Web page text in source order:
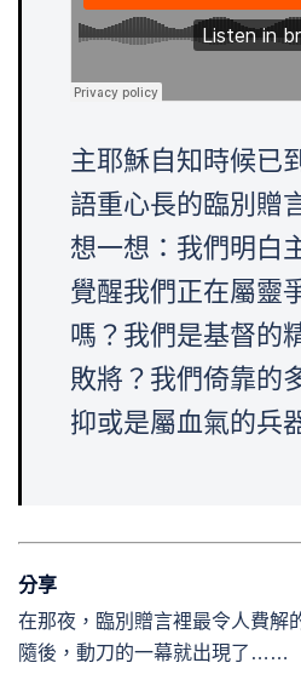
主耶穌自知時候已
語重心長的臨別贈
想一想：我們明白
覺醒我們正在屬靈
嗎？我們是基督的
敗將？我們倚靠的
抑或是屬血氣的兵
分享
在那夜，臨別贈言裡最令人費解
隨後，動刀的一幕就出現了……